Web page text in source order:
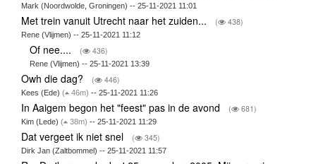
Mark (Noordwolde, Groningen) -- 25-11-2021 11:01
Met trein vanuit Utrecht naar het zuiden... ( 438)
Rene (Vlijmen) -- 25-11-2021 11:12
Of nee.... ( 436)
Rene (Vlijmen) -- 25-11-2021 13:39
Owh die dag? ( 446)
Kees (Ede) ( 46m) -- 25-11-2021 11:26
In Aaigem begon het "feest" pas in de avond ( 681)
Kim (Lede) ( 38m) -- 25-11-2021 11:29
Dat vergeet ik niet snel ( 345)
Dirk Jan (Zaltbommel) -- 25-11-2021 11:57